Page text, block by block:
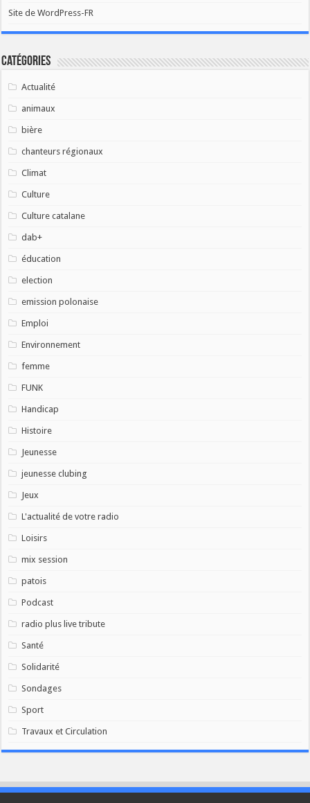
Site de WordPress-FR
Catégories
Actualité
animaux
bière
chanteurs régionaux
Climat
Culture
Culture catalane
dab+
éducation
election
emission polonaise
Emploi
Environnement
femme
FUNK
Handicap
Histoire
Jeunesse
jeunesse clubing
Jeux
L'actualité de votre radio
Loisirs
mix session
patois
Podcast
radio plus live tribute
Santé
Solidarité
Sondages
Sport
Travaux et Circulation